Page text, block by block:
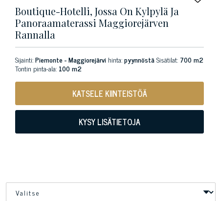
Boutique-Hotelli, Jossa On Kylpylä Ja
Panoraamaterassi Maggiorejärven
Rannalla
Sijainti:Piemonte - Maggiorejärvi hinta:pyynnöstäSisätilat: 700 m2
Tontin pinta-ala: 100 m2
KATSELE KIINTEISTÖÄ
KYSY LISÄTIETOJA